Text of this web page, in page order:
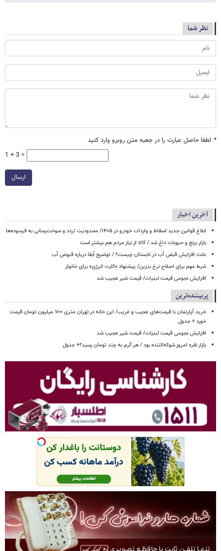
نظر شما
* لطفا حاصل عبارت را در جعبه متن روبرو وارد کنید
1 + 3 =
ارسال
آخرین اخبار
ابلاغ قوانین جدید اسقاط و واردات خودرو در ۱۴۰۵/ محدودیت تردد و سوخت‌رسانی به فرسوده‌ها
بازار برنج و حبوبات داغ شد / کالا از نیاز مردم هم بیشتر است
علت افزایش قبض آب در تابستان چیست؟ / توضیح آبفا درباره قبوض آب
شرط مهم برای اصلاح نرخ بنزین/ پیشنهاد «کارت انرژی» برای خانوار
افزایش نجومی قیمت لبنیات/ قیمت شیر عجیب شد
پربیننده‌ترین
خرید آپارتمان با قیمت‌های عجیب و غریب/ این خانه در تهران متری ۷۰۰ میلیون تومان قیمت
خورد + جدول
افزایش نجومی قیمت لبنیات/ قیمت شیر عجیب شد
بازار نقره امروز شوکه‌کننده بود / هر گرم به چند تومان رسید؟+ جدول